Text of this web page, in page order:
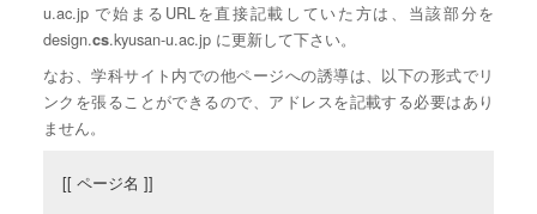
u.ac.jp で始まるURLを直接記載していた方は、当該部分を
design.cs.kyusan-u.ac.jp に更新して下さい。
なお、学科サイト内での他ページへの誘導は、以下の形式でリ
ンクを張ることができるので、アドレスを記載する必要はあり
ません。
[[ ページ名 ]]